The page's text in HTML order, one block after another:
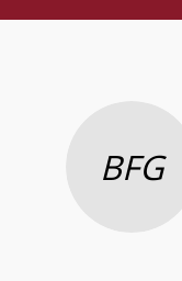
BFG